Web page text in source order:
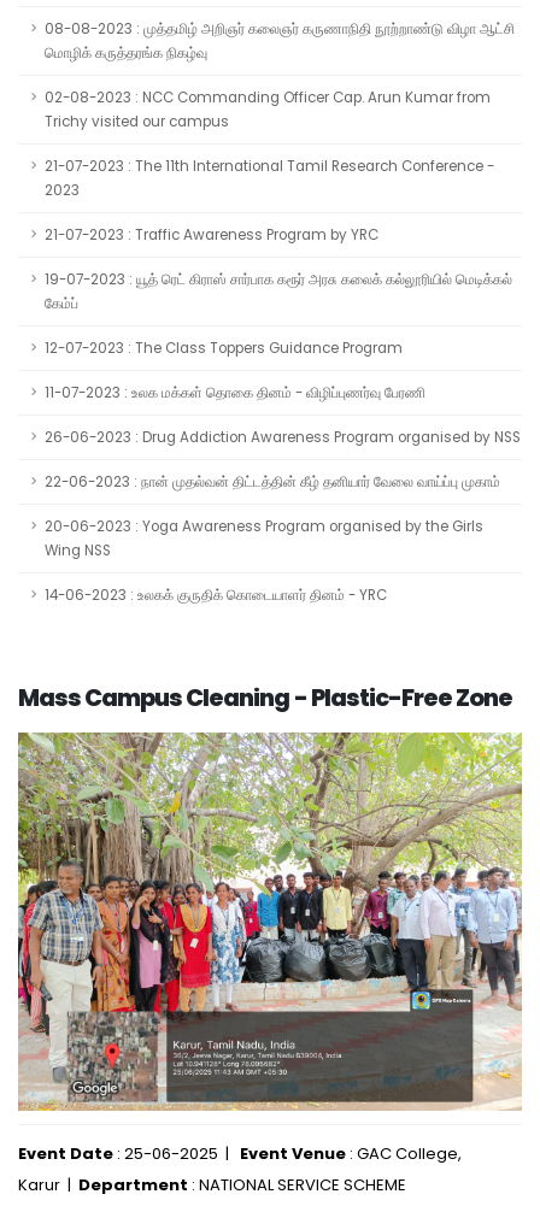
08-08-2023 : முத்தமிழ் அறிஞர் கலைஞர் கருணாநிதி நூற்றாண்டு விழா ஆட்சி
மொழிக் கருத்தரங்க நிகழ்வு
02-08-2023 : NCC Commanding Officer Cap. Arun Kumar from
Trichy visited our campus
21-07-2023 : The 11th International Tamil Research Conference -
2023
21-07-2023 : Traffic Awareness Program by YRC
19-07-2023 : யூத் ரெட் கிராஸ் சார்பாக கரூர் அரசு கலைக் கல்லூரியில் மெடிக்கல்
கேம்ப்
12-07-2023 : The Class Toppers Guidance Program
11-07-2023 : உலக மக்கள் தொகை தினம் - விழிப்புணர்வு பேரணி
26-06-2023 : Drug Addiction Awareness Program organised by NSS
22-06-2023 : நான் முதல்வன் திட்டத்தின் கீழ் தனியார் வேலை வாய்ப்பு முகாம்
20-06-2023 : Yoga Awareness Program organised by the Girls
Wing NSS
14-06-2023 : உலகக் குருதிக் கொடையாளர் தினம் - YRC
Mass Campus Cleaning - Plastic-Free Zone
Event Date : 25-06-2025 | Event Venue : GAC College,
Karur | Department : NATIONAL SERVICE SCHEME